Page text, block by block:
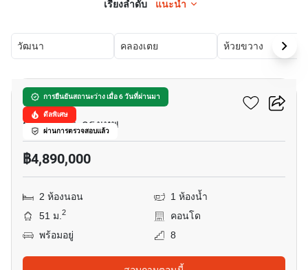
เรียงลำดับ แนะนำ
วัฒนา คลองเตย ห้วยขวาง
การยืนยันสถานะว่าง เมื่อ 6 วันที่ผ่านมา
ดีลพิเศษ
ผ่านการตรวจสอบแล้ว
นิช โมโน รามคําแหง
รามคำแหง, กรุงเทพ
฿4,890,000
2 ห้องนอน
1 ห้องน้ำ
51 ม.2
คอนโด
พร้อมอยู่
8